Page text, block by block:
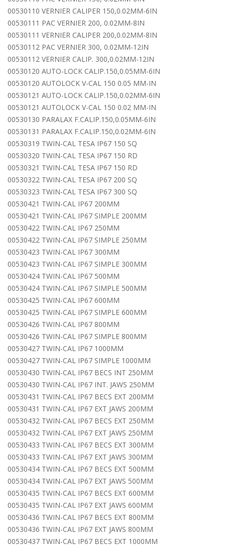
00530110 VERNIER CALIPER 150,0.02MM-6IN
00530111 PAC VERNIER 200, 0.02MM-8IN
00530111 VERNIER CALIPER 200,0.02MM-8IN
00530112 PAC VERNIER 300, 0.02MM-12IN
00530112 VERNIER CALIP. 300,0.02MM-12IN
00530120 AUTO-LOCK CALIP.150,0.05MM-6IN
00530120 AUTOLOCK V-CAL 150 0.05 MM-IN
00530121 AUTO-LOCK CALIP.150,0.02MM-6IN
00530121 AUTOLOCK V-CAL 150 0.02 MM-IN
00530130 PARALAX F.CALIP.150,0.05MM-6IN
00530131 PARALAX F.CALIP.150,0.02MM-6IN
00530319 TWIN-CAL TESA IP67 150 SQ
00530320 TWIN-CAL TESA IP67 150 RD
00530321 TWIN-CAL TESA IP67 150 RD
00530322 TWIN-CAL TESA IP67 200 SQ
00530323 TWIN-CAL TESA IP67 300 SQ
00530421 TWIN-CAL IP67 200MM
00530421 TWIN-CAL IP67 SIMPLE 200MM
00530422 TWIN-CAL IP67 250MM
00530422 TWIN-CAL IP67 SIMPLE 250MM
00530423 TWIN-CAL IP67 300MM
00530423 TWIN-CAL IP67 SIMPLE 300MM
00530424 TWIN-CAL IP67 500MM
00530424 TWIN-CAL IP67 SIMPLE 500MM
00530425 TWIN-CAL IP67 600MM
00530425 TWIN-CAL IP67 SIMPLE 600MM
00530426 TWIN-CAL IP67 800MM
00530426 TWIN-CAL IP67 SIMPLE 800MM
00530427 TWIN-CAL IP67 1000MM
00530427 TWIN-CAL IP67 SIMPLE 1000MM
00530430 TWIN-CAL IP67 BECS INT 250MM
00530430 TWIN-CAL IP67 INT. JAWS 250MM
00530431 TWIN-CAL IP67 BECS EXT 200MM
00530431 TWIN-CAL IP67 EXT JAWS 200MM
00530432 TWIN-CAL IP67 BECS EXT 250MM
00530432 TWIN-CAL IP67 EXT JAWS 250MM
00530433 TWIN-CAL IP67 BECS EXT 300MM
00530433 TWIN-CAL IP67 EXT JAWS 300MM
00530434 TWIN-CAL IP67 BECS EXT 500MM
00530434 TWIN-CAL IP67 EXT JAWS 500MM
00530435 TWIN-CAL IP67 BECS EXT 600MM
00530435 TWIN-CAL IP67 EXT JAWS 600MM
00530436 TWIN-CAL IP67 BECS EXT 800MM
00530436 TWIN-CAL IP67 EXT JAWS 800MM
00530437 TWIN-CAL IP67 BECS EXT 1000MM